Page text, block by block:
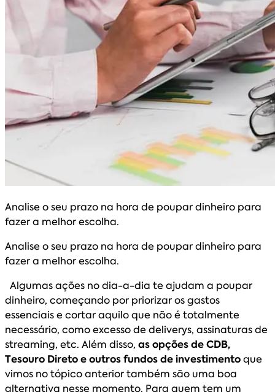
Analise o seu prazo na hora de poupar dinheiro para
fazer a melhor escolha.
Analise o seu prazo na hora de poupar dinheiro para
fazer a melhor escolha.
Algumas ações no dia-a-dia te ajudam a poupar
dinheiro, começando por priorizar os gastos
essenciais e cortar aquilo que não é totalmente
necessário, como excesso de deliverys, assinaturas de
streaming, etc. Além disso, as opções de CDB,
Tesouro Direto e outros fundos de investimentoque
vimos no tópico anterior também são uma boa
alternativa nesse momento. Para quem tem um